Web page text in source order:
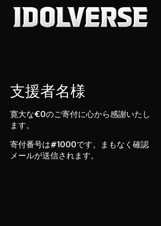
支援者名様
寛大な€0のご寄付に心から感謝いたし
ます。
寄付番号は#1000です。まもなく確認
メールが送信されます。